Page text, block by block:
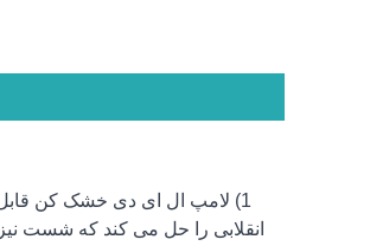
انقلابی را حل می کند که شست